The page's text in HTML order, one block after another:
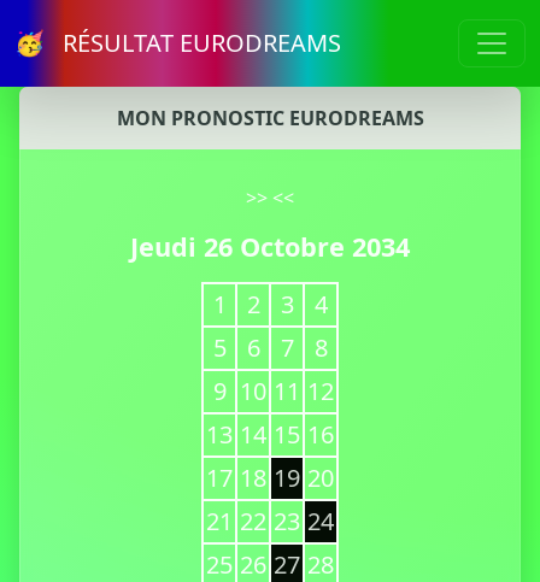
🥳 RÉSULTAT EURODREAMS
MON PRONOSTIC EURODREAMS
>> <<
Jeudi 26 Octobre 2034
1 2 3
4
5
6 7
8
9 10 11 12
13 14 15 16
17 18 19 20
21 22 23 24
25 26 27 28